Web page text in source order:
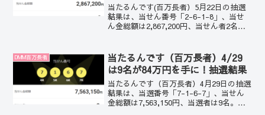
当たるんです(百万長者）5月22日の抽選
結果は、当せん番号「2-6-1-8」、当せ
ん金総額は2,867,200円、当せん者2名。2
DMM百万長者
当たるんです（百万長者）4/29
は9名が84万円を手に！抽選結果
当たるんです（百万長者）4月29日の抽選
結果は、当選番号「7-1-6-7」、当せん
金総額は7,563,150円、当選者は9名。お